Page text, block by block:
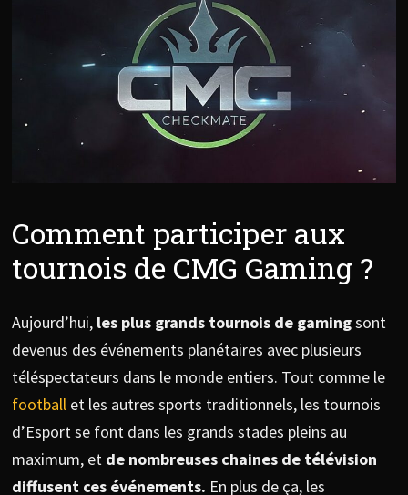
Comment participer aux
tournois de CMG Gaming ?
Aujourd’hui, les plus grands tournois de gamingsont
devenus des événements planétaires avec plusieurs
téléspectateurs dans le monde entiers. Tout comme le
footballet les autres sports traditionnels, les tournois
d’Esport se font dans les grands stades pleins au
maximum, etde nombreuses chaines de télévision
diffusent ces événements. En plus de ça, les